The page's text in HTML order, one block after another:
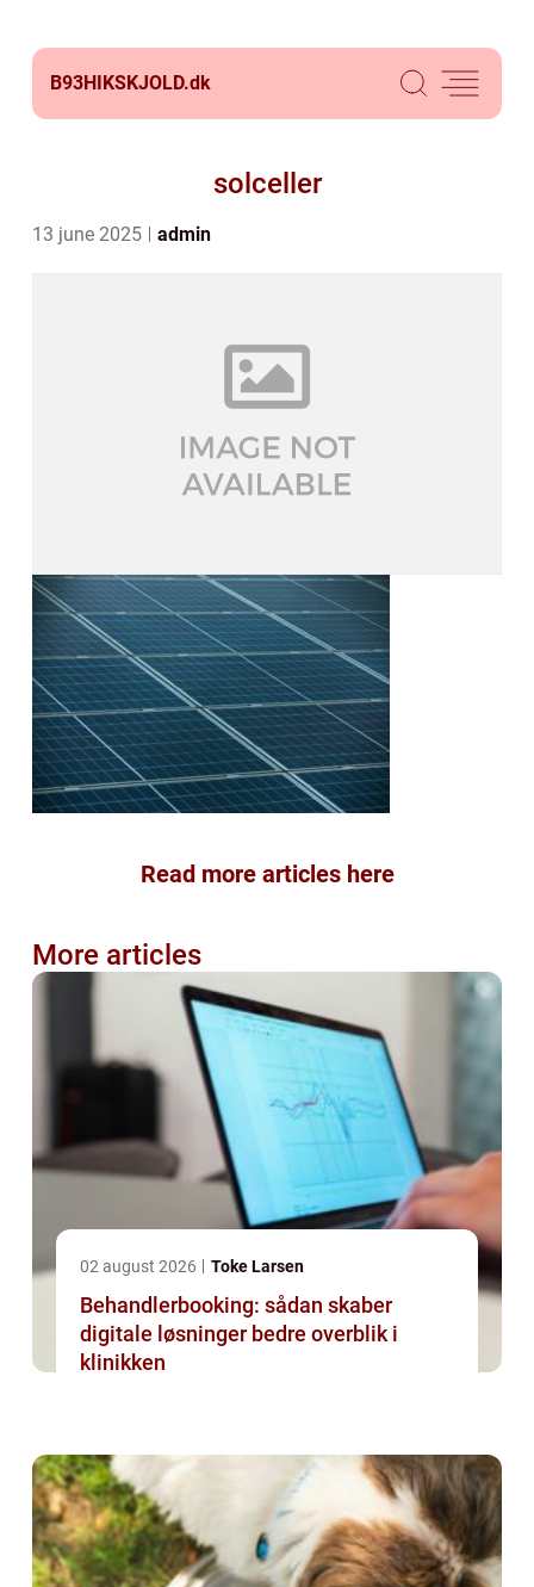
B93HIKSKJOLD.dk
solceller
13 june 2025 admin
Read more articles here
More articles
02 august 2026 Toke Larsen
Behandlerbooking: sådan skaber
digitale løsninger bedre overblik i
klinikken